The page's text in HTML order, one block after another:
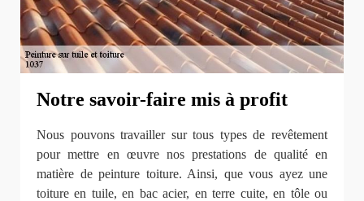
Notre savoir-faire mis à profit
Nous pouvons travailler sur tous types de revêtement
pour mettre en œuvre nos prestations de qualité en
matière de peinture toiture. Ainsi, que vous ayez une
toiture en tuile, en bac acier, en terre cuite, en tôle ou